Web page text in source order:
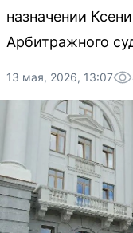
назначении
Арбитражного
13 мая, 2026, 13:07